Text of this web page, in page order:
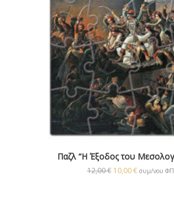
Παζλ “Η Έξοδος του
12,00€ 10,00€ συμ/νου